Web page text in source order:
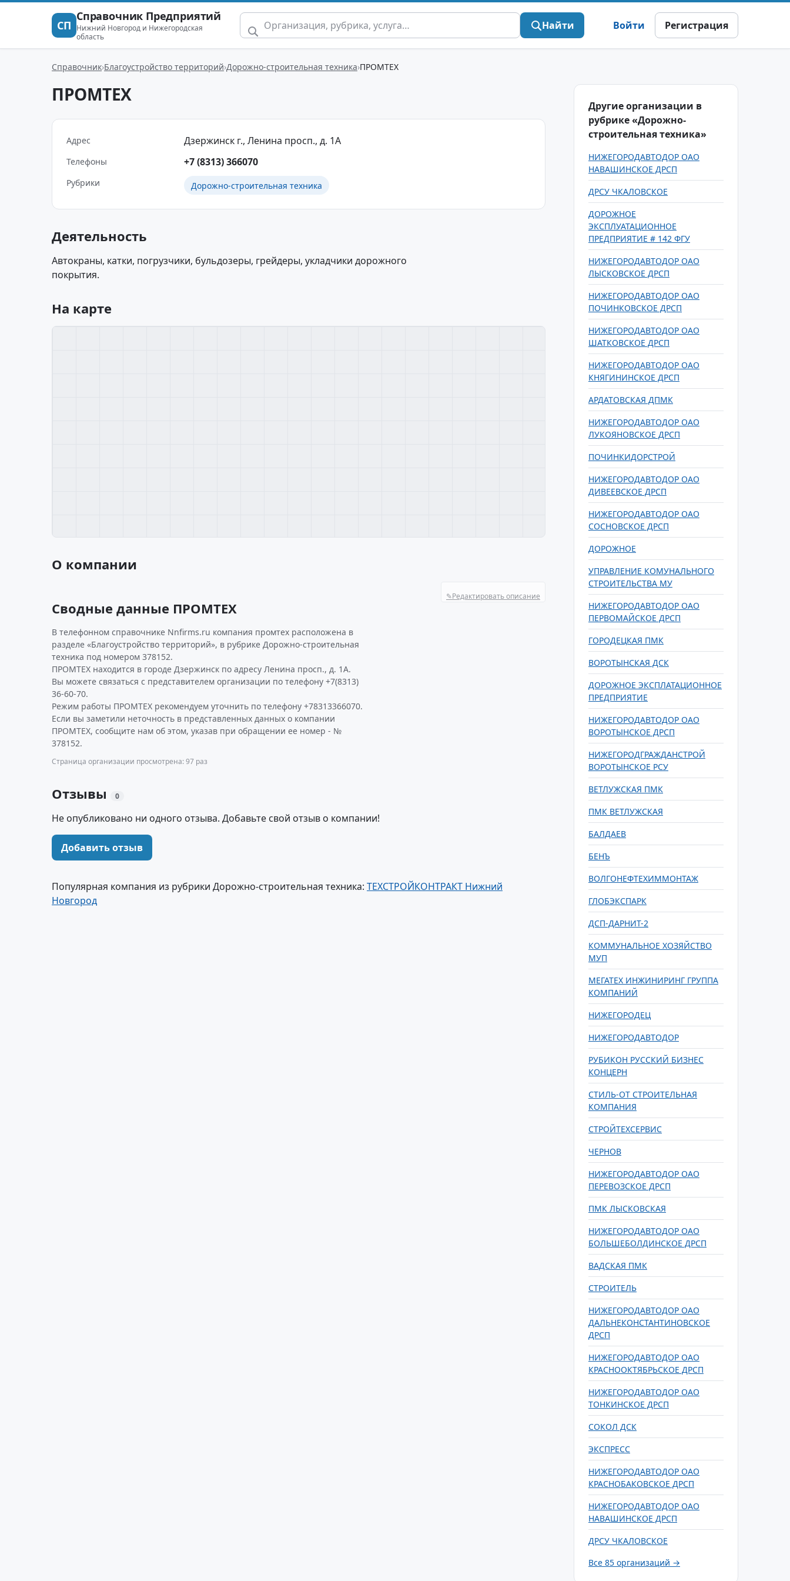
СП
Справочник Предприятий
Нижний Новгород и Нижегородская
область
Найти Войти Регистрация
Справочник Благоустройство территорий Дорожно-строительная техника ПРОМТЕХ
ПРОМТЕХ
Адрес Дзержинск г., Ленина просп., д. 1А
Телефоны +7 (8313) 366070
Рубрики Дорожно-строительная техника
Деятельность
Автокраны, катки, погрузчики, бульдозеры, грейдеры, укладчики дорожного
покрытия.
На карте
О компании
✎Редактировать описание
Сводные данные ПРОМТЕХ
В телефонном справочнике Nnfirms.ru компания промтех расположена в
разделе «Благоустройство территорий», в рубрике Дорожно-строительная
техника под номером 378152.
ПРОМТЕХ находится в городе Дзержинск по адресу Ленина просп., д. 1А.
Вы можете связаться с представителем организации по телефону +7(8313)
36-60-70.
Режим работы ПРОМТЕХ рекомендуем уточнить по телефону +78313366070.
Если вы заметили неточность в представленных данных о компании
ПРОМТЕХ, сообщите нам об этом, указав при обращении ее номер - №
378152.
Страница организации просмотрена: 97 раз
Отзывы 0
Не опубликовано ни одного отзыва. Добавьте свой отзыв о компании!
Добавить отзыв
Популярная компания из рубрики Дорожно-строительная техника: ТЕХСТРОЙКОНТРАКТ Нижний
Новгород
Другие организации в
рубрике «Дорожно-
строительная техника»
НИЖЕГОРОДАВТОДОР ОАО
НАВАШИНСКОЕ ДРСП
ДРСУ ЧКАЛОВСКОЕ
ДОРОЖНОЕ
ЭКСПЛУАТАЦИОННОЕ
ПРЕДПРИЯТИЕ # 142 ФГУ
НИЖЕГОРОДАВТОДОР ОАО
ЛЫСКОВСКОЕ ДРСП
НИЖЕГОРОДАВТОДОР ОАО
ПОЧИНКОВСКОЕ ДРСП
НИЖЕГОРОДАВТОДОР ОАО
ШАТКОВСКОЕ ДРСП
НИЖЕГОРОДАВТОДОР ОАО
КНЯГИНИНСКОЕ ДРСП
АРДАТОВСКАЯ ДПМК
НИЖЕГОРОДАВТОДОР ОАО
ЛУКОЯНОВСКОЕ ДРСП
ПОЧИНКИДОРСТРОЙ
НИЖЕГОРОДАВТОДОР ОАО
ДИВЕЕВСКОЕ ДРСП
НИЖЕГОРОДАВТОДОР ОАО
СОСНОВСКОЕ ДРСП
ДОРОЖНОЕ
УПРАВЛЕНИЕ КОМУНАЛЬНОГО
СТРОИТЕЛЬСТВА МУ
НИЖЕГОРОДАВТОДОР ОАО
ПЕРВОМАЙСКОЕ ДРСП
ГОРОДЕЦКАЯ ПМК
ВОРОТЫНСКАЯ ДСК
ДОРОЖНОЕ ЭКСПЛАТАЦИОННОЕ
ПРЕДПРИЯТИЕ
НИЖЕГОРОДАВТОДОР ОАО
ВОРОТЫНСКОЕ ДРСП
НИЖЕГОРОДГРАЖДАНСТРОЙ
ВОРОТЫНСКОЕ РСУ
ВЕТЛУЖСКАЯ ПМК
ПМК ВЕТЛУЖСКАЯ
БАЛДАЕВ
БЕНЪ
ВОЛГОНЕФТЕХИММОНТАЖ
ГЛОБЭКСПАРК
ДСП-ДАРНИТ-2
КОММУНАЛЬНОЕ ХОЗЯЙСТВО
МУП
МЕГАТЕХ ИНЖИНИРИНГ ГРУППА
КОМПАНИЙ
НИЖЕГОРОДЕЦ
НИЖЕГОРОДАВТОДОР
РУБИКОН РУССКИЙ БИЗНЕС
КОНЦЕРН
СТИЛЬ-ОТ СТРОИТЕЛЬНАЯ
КОМПАНИЯ
СТРОЙТЕХСЕРВИС
ЧЕРНОВ
НИЖЕГОРОДАВТОДОР ОАО
ПЕРЕВОЗСКОЕ ДРСП
ПМК ЛЫСКОВСКАЯ
НИЖЕГОРОДАВТОДОР ОАО
БОЛЬШЕБОЛДИНСКОЕ ДРСП
ВАДСКАЯ ПМК
СТРОИТЕЛЬ
НИЖЕГОРОДАВТОДОР ОАО
ДАЛЬНЕКОНСТАНТИНОВСКОЕ
ДРСП
НИЖЕГОРОДАВТОДОР ОАО
КРАСНООКТЯБРЬСКОЕ ДРСП
НИЖЕГОРОДАВТОДОР ОАО
ТОНКИНСКОЕ ДРСП
СОКОЛ ДСК
ЭКСПРЕСС
НИЖЕГОРОДАВТОДОР ОАО
КРАСНОБАКОВСКОЕ ДРСП
НИЖЕГОРОДАВТОДОР ОАО
НАВАШИНСКОЕ ДРСП
ДРСУ ЧКАЛОВСКОЕ
Все 85 организаций →